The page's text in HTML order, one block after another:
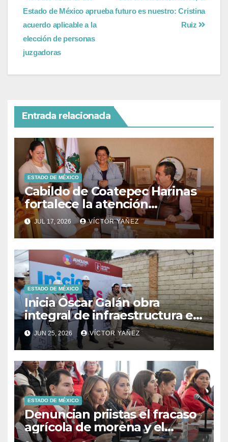
futuro es nuestro: Cristina
Ruiz
Estado de México aprueba
acuerdo aplicable a la
elección de personas
juzgadoras
Entrada relacionada
ESTADO DE MÉXICO
Cabildo de Coatepec Harinas
fortalece la atención
ciudadana y la toma de
decisiones
JUL 17, 2026 VÍCTOR YAÑEZ
ESTADO DE MÉXICO
Inicia Óscar Galán obra
integral de infraestructura en
Prolongación León Guzmán
JUN 25, 2026 VÍCTOR YAÑEZ
ESTADO DE MÉXICO
Denuncian priistas el fracaso
agrícola de morena y el